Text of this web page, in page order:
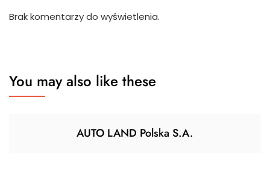
Brak komentarzy do wyświetlenia.
You may also like these
AUTO LAND Polska S.A.